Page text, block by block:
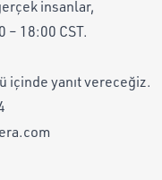
insanlar,
– 18:00 CST.
içinde yanıt vereceğiz.